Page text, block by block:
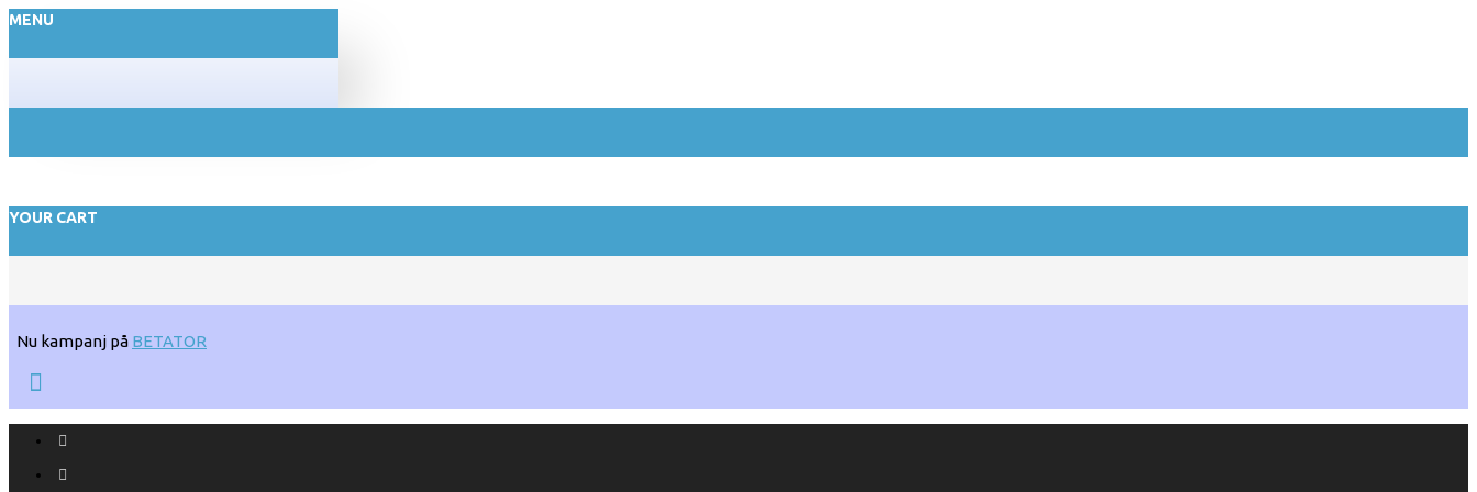
MENU
YOUR CART
Nu kampanj på BETATOR